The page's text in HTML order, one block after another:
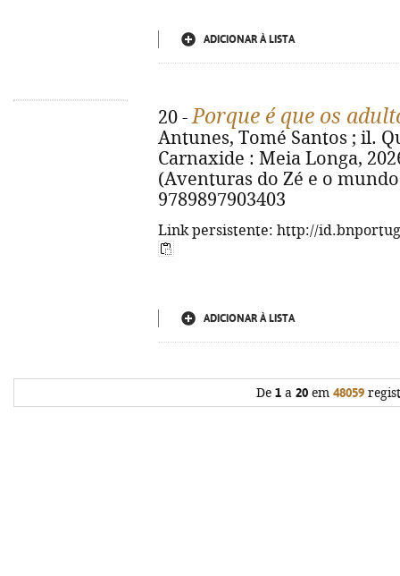
ADICIONAR À LISTA
20 -Porque é que os
Antunes, Tomé Santos ; il.
Carnaxide : Meia Longa,
(Aventuras do Zé e o
9789897903403
Link persistente: http://
ADICIONAR À LISTA
De 1 a 20 em 48059